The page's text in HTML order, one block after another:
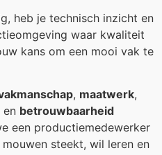
heb je technisch inzicht en
waar kwaliteit
kans om een mooi vak te
, maatwerk,
en betrouwbaarheid
een productiemedewerker
steekt, wil leren en